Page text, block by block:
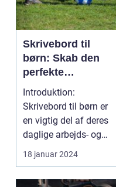
Skrivebord til
børn: Skab den
perfekte
arbejdsplads til dit
barn
Introduktion:
Skrivebord til børn er
en vigtig del af deres
daglige arbejds- og
læringsmiljø. Et ve...
18 januar 2024